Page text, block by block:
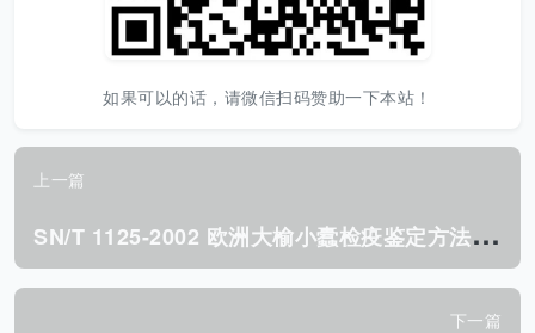
如果可以的话，请微信扫码赞助一下本站！
上一篇
S
N/T 1125-2002 欧洲大榆小蠹检疫鉴定方法.pdf
下一篇